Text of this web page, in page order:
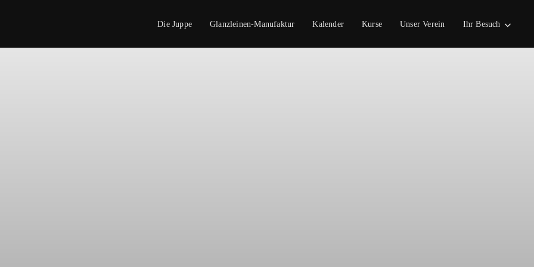
Die Juppe Glanzleinen-Manufaktur Kalender Kurse Unser Verein Ihr Besuch